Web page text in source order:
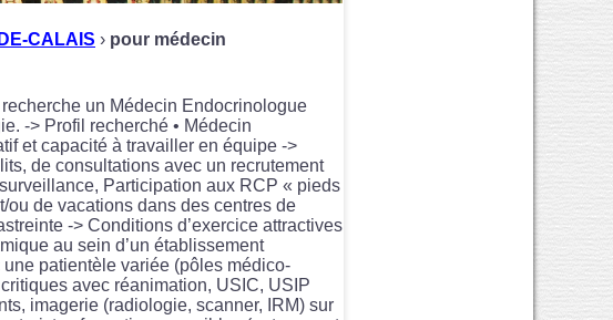
CALAIS › pour médecin
un Médecin Endocrinologue
-> Profil recherché • Médecin
et capacité à travailler en équipe ->
de consultations avec un recrutement
Participation aux RCP « pieds
ou de vacations dans des centres de
-> Conditions d’exercice attractives
au sein d’un établissement
patientèle variée (pôles médico-
avec réanimation, USIC, USIP
imagerie (radiologie, scanner, IRM) sur